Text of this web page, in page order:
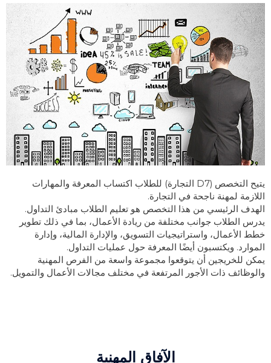
يتيح التخصص (D7 التجارة) للطلاب اكتساب المعرفة والمهارات
اللازمة لمهنة ناجحة في التجارة.
الهدف الرئيسي من هذا التخصص هو تعليم الطلاب مبادئ التداول.
يدرس الطلاب جوانب مختلفة من ريادة الأعمال، بما في ذلك تطوير
خطط الأعمال، واستراتيجيات التسويق، والإدارة المالية، وإدارة
الموارد. ويكتسبون أيضًا المعرفة حول عمليات التداول.
يمكن للخريجين أن يتوقعوا مجموعة واسعة من الفرص المهنية
والوظائف ذات الأجور المرتفعة في مختلف مجالات الأعمال والتمويل.
الآفاق المهنية